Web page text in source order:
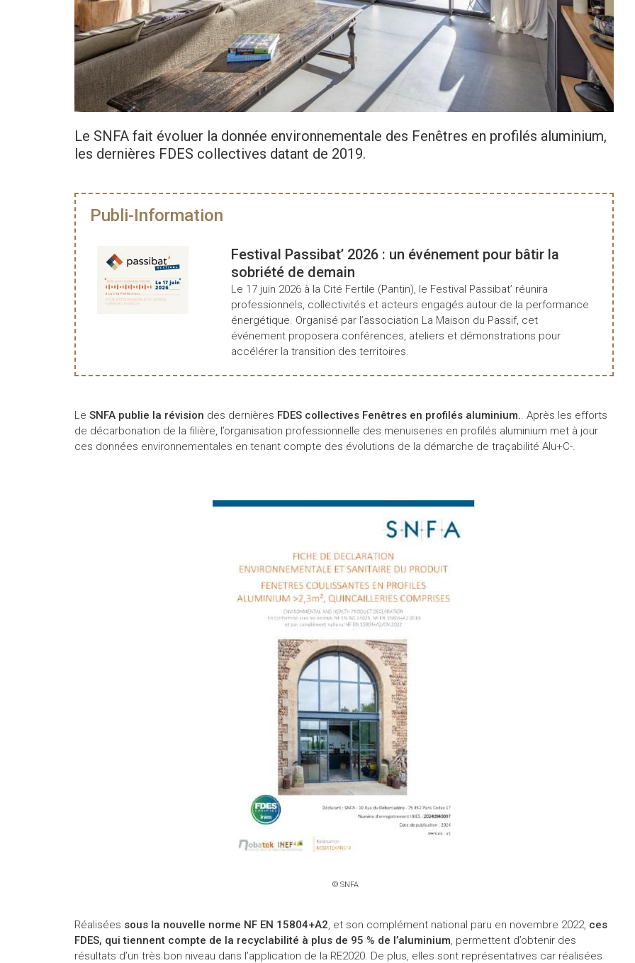
Le SNFA fait évoluer la donnée environnementale des Fenêtres en profilés aluminium,
les dernières FDES collectives datant de 2019.
Publi-Information
Festival Passibat’ 2026 : un événement pour bâtir la
sobriété de demain
Le 17 juin 2026 à la Cité Fertile (Pantin), le Festival Passibat’ réunira
professionnels, collectivités et acteurs engagés autour de la performance
énergétique. Organisé par l’association La Maison du Passif, cet
événement proposera conférences, ateliers et démonstrations pour
accélérer la transition des territoires.
Le SNFA publie la révision des dernières FDES collectives Fenêtres en profilés aluminium.. Après les efforts
de décarbonation de la filière, l’organisation professionnelle des menuiseries en profilés aluminium met à jour
ces données environnementales en tenant compte des évolutions de la démarche de traçabilité Alu+C-.
© SNFA
Réalisées sous la nouvelle norme NF EN 15804+A2, et son complément national paru en novembre 2022, ces
FDES, qui tiennent compte de la recyclabilité à plus de 95 % de l’aluminium, permettent d’obtenir des
résultats d’un très bon niveau dans l’application de la RE2020. De plus, elles sont représentatives car réalisées